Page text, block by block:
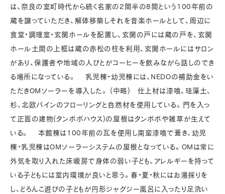
は、奈良の室町時代から続く名家の2間半の8間という100年前の
蔵を譲っていただき、解体移築しそれを音楽ホールとして、周辺に
食堂・調理室・玄関ホールを配置し、玄関の戸には蔵の戸を、玄関
ホール土間の上框は蔵の赤松の柱を利用、玄関ホールにはサロン
があり、保護者や地域の人びとがコーヒーを飲みながら話しのでき
る場所になっている。 乳児棟・幼児棟には、ＮＥＤＯの補助金をい
ただきＯＭソーラーを導入した。 (中略) 仕上材は漆喰、珪藻土、
杉、北欧パインのフローリングと自然材を使用している。門を入っ
て正面の建物(タンポポハウス)の屋根はタンポポや雑草が生えて
いる。 本館棟は100年前の瓦を使用し南蛮漆喰で葺き、幼児
棟・乳児棟はＯＭソーラーシステムの屋根となっている。ＯＭは常に
外気を取り入れた床暖房で身体の弱い子ども、アレルギーを持って
いる子どもには室内環境が良いと思う。春・夏・秋にはお湯採りを
し、どろんこ遊びの子どもが円形ジャグジー風呂に入ったり足洗い